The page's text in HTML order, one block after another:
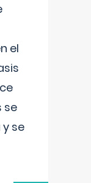
el
se
se